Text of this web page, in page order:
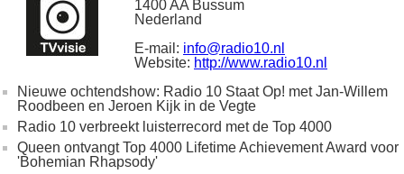
1400 AA Bussum
Nederland
E-mail: info@radio10.nl
Website: http://www.radio10.nl
Nieuwe ochtendshow: Radio 10 Staat Op! met Jan-Willem
Roodbeen en Jeroen Kijk in de Vegte
Radio 10 verbreekt luisterrecord met de Top 4000
Queen ontvangt Top 4000 Lifetime Achievement Award voor
'Bohemian Rhapsody'